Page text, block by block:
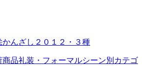
んざし２０１２・３種
商品礼装・フォーマルシーン別カテゴ